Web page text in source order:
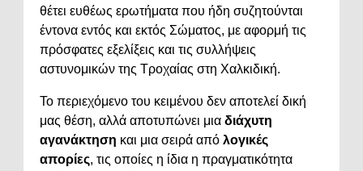
θέτει ευθέως ερωτήματα που ήδη συζητούνται
έντονα εντός και εκτός Σώματος, με αφορμή τις
πρόσφατες εξελίξεις και τις συλλήψεις
αστυνομικών της Τροχαίας στη Χαλκιδική.
Το περιεχόμενο του κειμένου δεν αποτελεί δική
μας θέση, αλλά αποτυπώνει μια διάχυτη
αγανάκτηση και μια σειρά από λογικές
απορίες, τις οποίες η ίδια η πραγματικότητα